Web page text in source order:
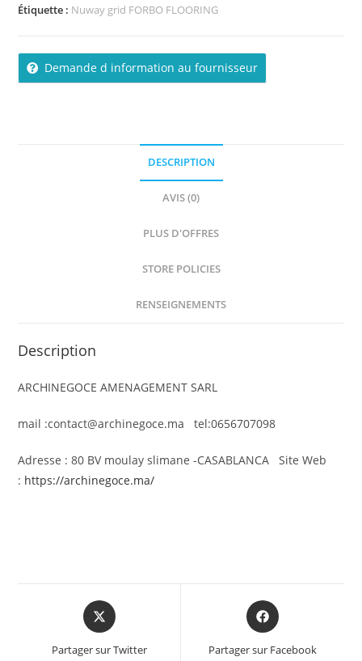
Étiquette : Nuway grid FORBO FLOORING
Demande d information au fournisseur
DESCRIPTION
AVIS (0)
PLUS D'OFFRES
STORE POLICIES
RENSEIGNEMENTS
Description
ARCHINEGOCE AMENAGEMENT SARL
mail :contact@archinegoce.ma tel:0656707098
Adresse : 80 BV moulay slimane -CASABLANCA Site Web
: https://archinegoce.ma/
Partager sur Twitter Partager sur Facebook